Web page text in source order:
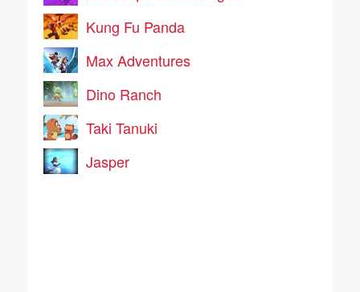
Kung Fu Panda
Max Adventures
Dino Ranch
Taki Tanuki
Jasper